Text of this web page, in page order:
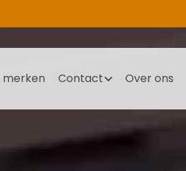
merken Contact Over ons